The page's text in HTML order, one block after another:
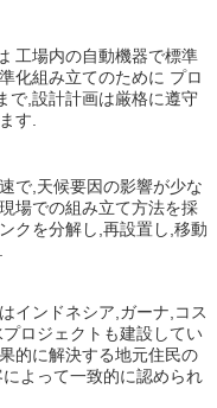
工場内の自動機器で標準
化組み立てのために プロ
で,設計計画は厳格に遵守
す.
で,天候要因の影響が少な
場での組み立て方法を採
クを分解し,再設置し,移動
インドネシア,ガーナ,コス
ロジェクトも建設してい
的に解決する地元住民の
よって一致的に認められ